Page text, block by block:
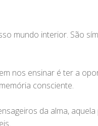
mundo interior. São
nos ensinar é ter a
consciente.
da alma,